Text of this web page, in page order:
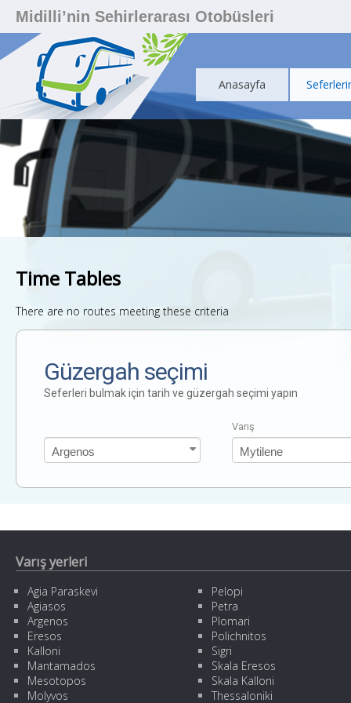
Midilli’nin Sehirlerarası Otobüsleri
Anasayfa
Time Tables
There are no routes meeting these criteria
Güzergah seçimi
Seferleri bulmak için tarih ve güzergah seçimi yapın
Varış
Varış yerleri
Agia Paraskevi
Agiasos
Argenos
Eresos
Kalloni
Mantamados
Mesotopos
Molyvos
Pelopi
Petra
Plomari
Polichnitos
Sigri
Skala Eresos
Skala Kalloni
Thessaloniki